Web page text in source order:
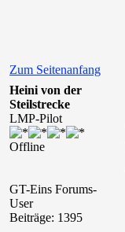
Zum Seitenanfang
Heini von der
Steilstrecke
LMP-Pilot
Offline
GT-Eins Forums-
User
Beiträge: 1395